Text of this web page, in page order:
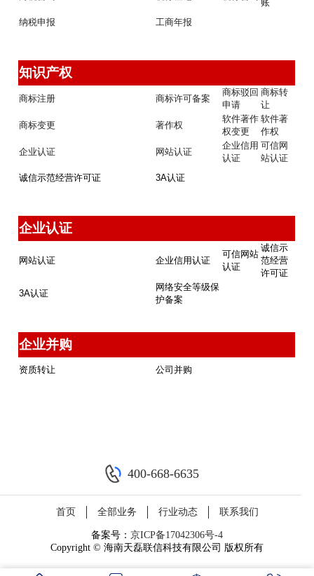
账
纳税申报
工商年报
知识产权
商标注册 商标许可备案
商标驳回
申请
商标转
让
商标变更
著作权
软件著作
权变更
软件著
作权
企业认证
网站认证
企业信用
认证
可信网
站认证
诚信示范经营许可证
3A认证
企业认证
网站认证 企业信用认证
可信网站
认证
诚信示
范经营
许可证
3A认证
网络安全等级保
护备案
企业并购
资质转让 公司并购
400-668-6635
首页 全部业务 行业动态 联系我们
备案号： 京ICP备17042306号-4
Copyright © 海南天磊联信科技有限公司 版权所有